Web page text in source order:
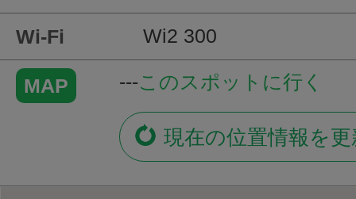
Wi-Fi Wi2 300
MAP ---このスポットに行く
現在の位置情報を